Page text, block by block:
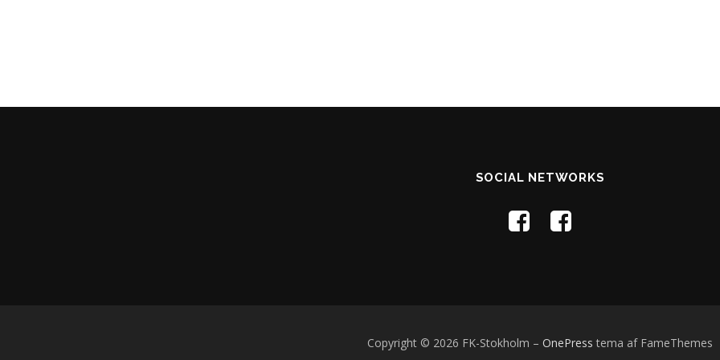
SOCIAL NETWORKS
Copyright © 2026 FK-Stokholm – OnePress tema af FameThemes